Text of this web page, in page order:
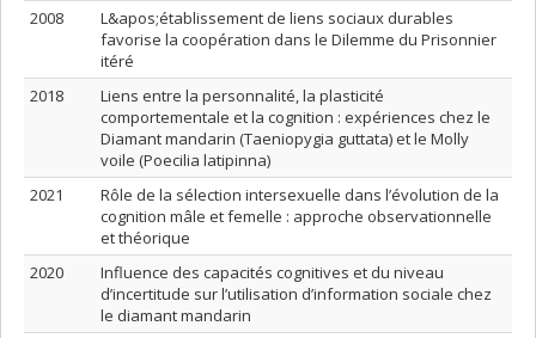
2008
L&apos;établissement de liens sociaux durables
favorise la coopération dans le Dilemme du Prisonnier
itéré
2018
Liens entre la personnalité, la plasticité
comportementale et la cognition : expériences chez le
Diamant mandarin (Taeniopygia guttata) et le Molly
voile (Poecilia latipinna)
2021
Rôle de la sélection intersexuelle dans l’évolution de la
cognition mâle et femelle : approche observationnelle
et théorique
2020
Influence des capacités cognitives et du niveau
d’incertitude sur l’utilisation d’information sociale chez
le diamant mandarin